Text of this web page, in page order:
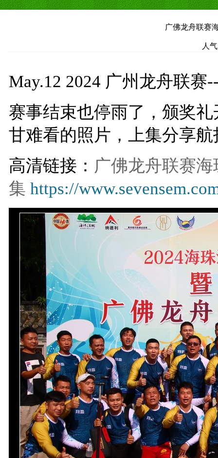
广佛龙舟联赛
人
May.12 2024 广州龙舟联赛
赛事结束也停雨了，颁奖
甘难看的照片，上集分享
高清链接： 广佛龙舟联赛
集 https://